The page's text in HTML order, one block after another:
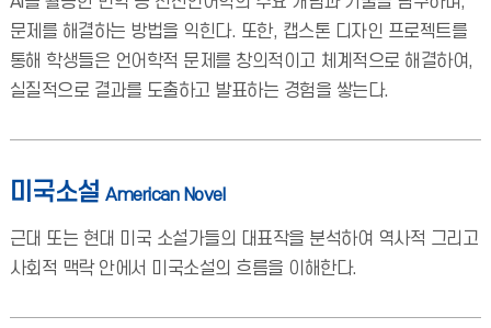
문제를 해결하는 방법을 익힌다. 또한, 캡스톤 디자인 프로젝트를
통해 학생들은 언어학적 문제를 창의적이고 체계적으로 해결하여,
실질적으로 결과를 도출하고 발표하는 경험을 쌓는다.
미국소설 American Novel
근대 또는 현대 미국 소설가들의 대표작을 분석하여 역사적 그리고
사회적 맥락 안에서 미국소설의 흐름을 이해한다.